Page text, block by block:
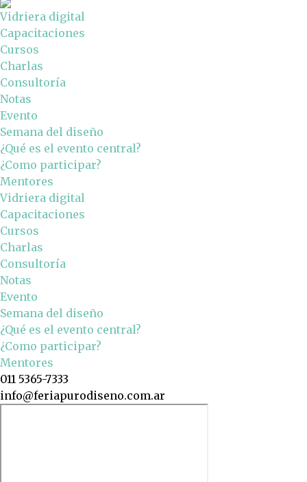
Vidriera digital
Capacitaciones
Cursos
Charlas
Consultoría
Notas
Evento
Semana del diseño
¿Qué es el evento central?
¿Como participar?
Mentores
Vidriera digital
Capacitaciones
Cursos
Charlas
Consultoría
Notas
Evento
Semana del diseño
¿Qué es el evento central?
¿Como participar?
Mentores
011 5365-7333
info@feriapurodiseno.com.ar